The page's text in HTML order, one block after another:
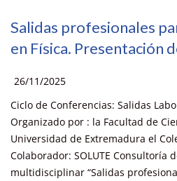
Salidas profesionales
en Física. Presentación
26/11/2025
Ciclo de Conferencias: Salidas
Organizado por : la Facultad de
Universidad de Extremadura el
Colaborador: SOLUTE Consultoría
multidisciplinar “Salidas